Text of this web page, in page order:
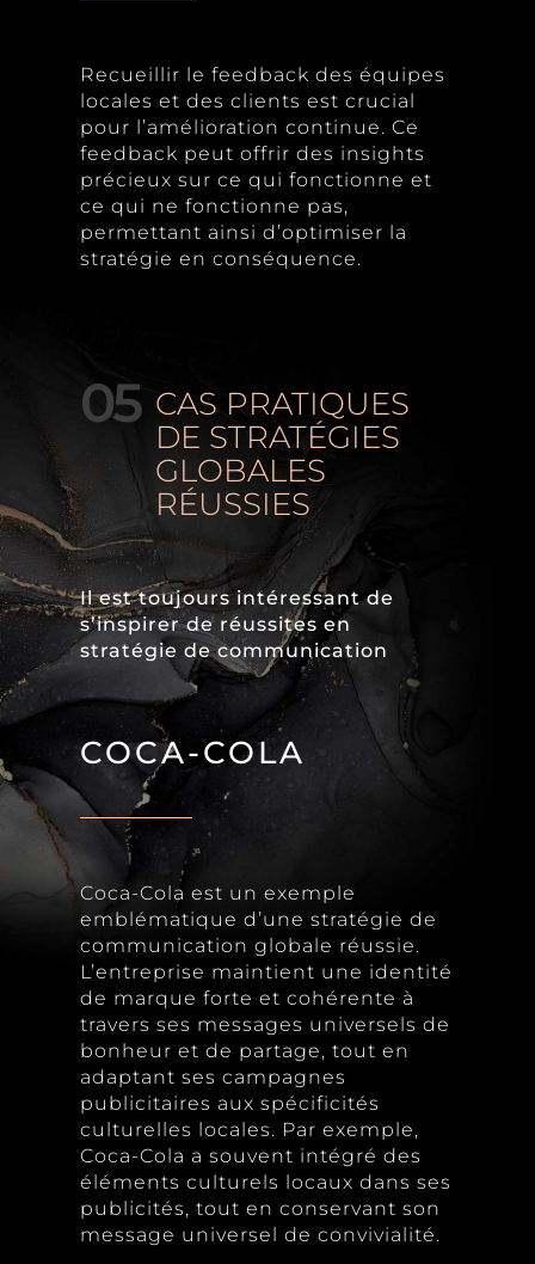
Recueillir le feedback des équipes
locales et des clients est crucial
pour l’amélioration continue. Ce
feedback peut offrir des insights
précieux sur ce qui fonctionne et
ce qui ne fonctionne pas,
permettant ainsi d’optimiser la
stratégie en conséquence.
05 CAS PRATIQUES
DE STRATÉGIES
GLOBALES
RÉUSSIES
Il est toujours intéressant de
s’inspirer de réussites en
stratégie de communication
COCA-COLA
Coca-Cola est un exemple
emblématique d’une stratégie de
communication globale réussie.
L’entreprise maintient une identité
de marque forte et cohérente à
travers ses messages universels de
bonheur et de partage, tout en
adaptant ses campagnes
publicitaires aux spécificités
culturelles locales. Par exemple,
Coca-Cola a souvent intégré des
éléments culturels locaux dans ses
publicités, tout en conservant son
message universel de convivialité.